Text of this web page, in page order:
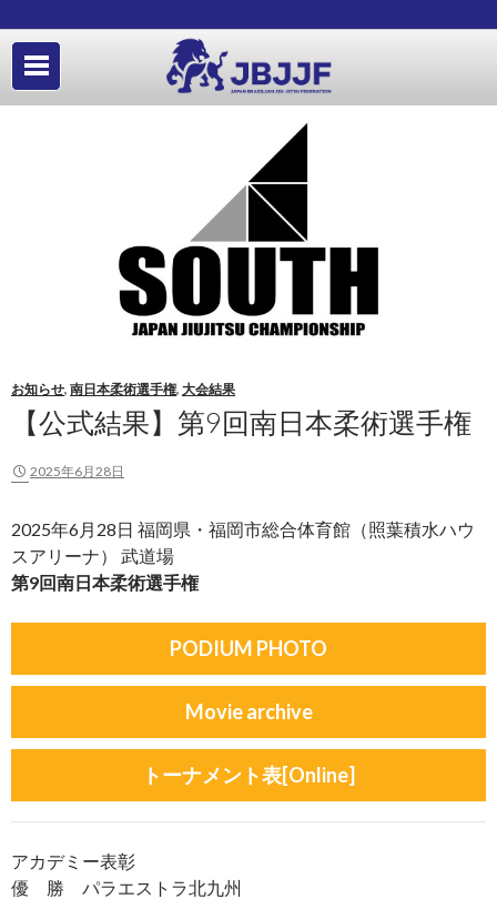
お知らせ, 南日本柔術選手権, 大会結果
【公式結果】第9回南日本柔術選手権
2025年6月28日
2025年6月28日 福岡県・福岡市総合体育館（照葉積水ハウ
スアリーナ） 武道場
第9回南日本柔術選手権
PODIUM PHOTO
Movie archive
トーナメント表[Online]
アカデミー表彰
優 勝 パラエストラ北九州